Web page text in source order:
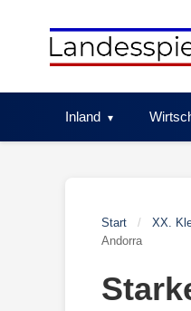
Inland
Start / XX.
Andorra